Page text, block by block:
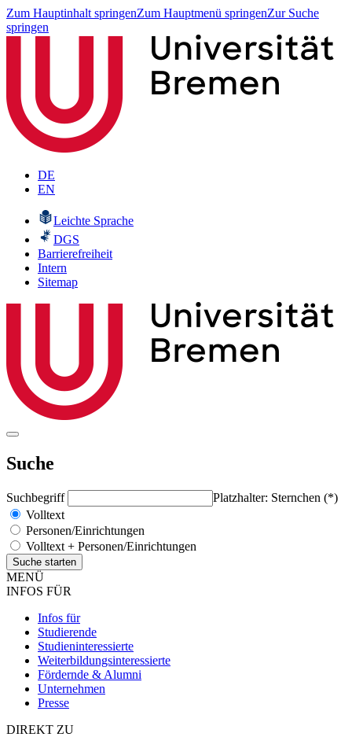
Zum Hauptinhalt springenZum Hauptmenü springenZur Suche
springen
DE
EN
Leichte Sprache
DGS
Barrierefreiheit
Intern
Sitemap
Suche
Suchbegriff
Platzhalter: Sternchen (*)
Volltext
Personen/Einrichtungen
Volltext + Personen/Einrichtungen
MENÜ
INFOS FÜR
Infos für
Studierende
Studieninteressierte
Weiterbildungsinteressierte
Fördernde & Alumni
Unternehmen
Presse
DIREKT ZU